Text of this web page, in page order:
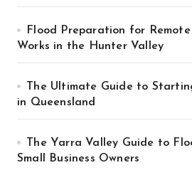
Flood Preparation for
Works in the Hunter Valley
The Ultimate Guide to
in Queensland
The Yarra Valley Guide to
Small Business Owners